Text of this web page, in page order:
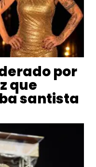
por
que
santista